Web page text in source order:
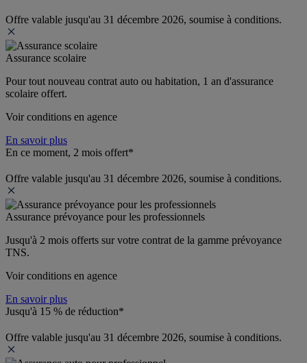
Offre valable jusqu'au 31 décembre 2026, soumise à conditions.
Assurance scolaire
Pour tout nouveau contrat auto ou habitation, 1 an d'assurance
scolaire offert.
Voir conditions en agence
En savoir plus
En ce moment, 2 mois offert*
Offre valable jusqu'au 31 décembre 2026, soumise à conditions.
Assurance prévoyance pour les professionnels
Jusqu'à 2 mois offerts sur votre contrat de la gamme prévoyance
TNS.
Voir conditions en agence
En savoir plus
Jusqu'à 15 % de réduction*
Offre valable jusqu'au 31 décembre 2026, soumise à conditions.